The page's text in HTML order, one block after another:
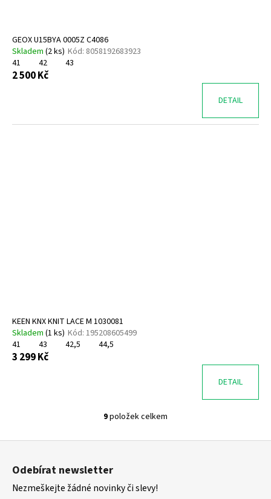
GEOX U15BYA 0005Z C4086
Skladem (2 ks) Kód: 8058192683923
41
42 43
2 500 Kč
DETAIL
KEEN KNX KNIT LACE M 1030081
Skladem (1 ks) Kód: 195208605499
41
43 42,5 44,5
3 299 Kč
DETAIL
O
v
a
9položek celkem
Z
Odebírat newsletter
Nezmeškejte žádné novinky či slevy!